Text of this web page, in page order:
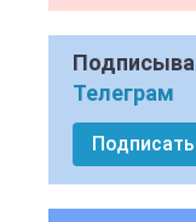
Телеграм